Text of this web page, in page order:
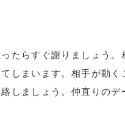
たらすぐ謝りましょう。
しまいます。相手が動く
しましょう。仲直りのデ